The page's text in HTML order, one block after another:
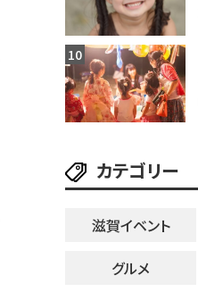
カテゴリー
滋賀イベント
グルメ